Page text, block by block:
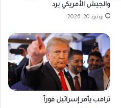
والجيش الأمريكي يرد
يونيو 20, 2026
ترامب يأمر إسرائيل فوراً